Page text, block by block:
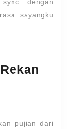
dengan
sayangku
pujian dari